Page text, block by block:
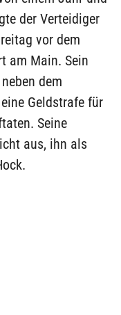
der Verteidiger
vor dem
am Main. Sein
dem
Geldstrafe für
Seine
aus, ihn als